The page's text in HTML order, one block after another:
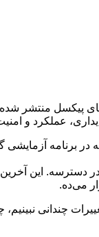
این سیستم‌عامل هم‌اکنون برای
عملکرد و
که در برنامه
گوگل که هنوز پشتیبانی
این نسخه بتا 4 فاش نکرده. این